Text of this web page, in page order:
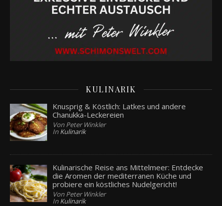
KULINARIK
Knusprig & Köstlich: Latkes und andere
Chanukka-Leckereien
Von Peter Winkler
In Kulinarik
Kulinarische Reise ans Mittelmeer: Entdecke
die Aromen der mediterranen Küche und
probiere ein köstliches Nudelgericht!
Von Peter Winkler
In Kulinarik